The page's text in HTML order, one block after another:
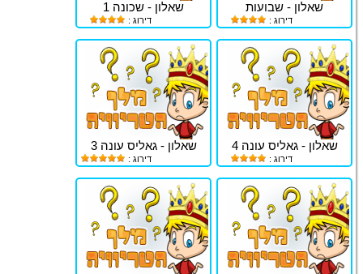
שאלון - שבועות
דירוג :
שאלון - שכונה 1
דירוג :
שאלון - גאליס עונה 4
דירוג :
שאלון - גאליס עונה 3
דירוג :